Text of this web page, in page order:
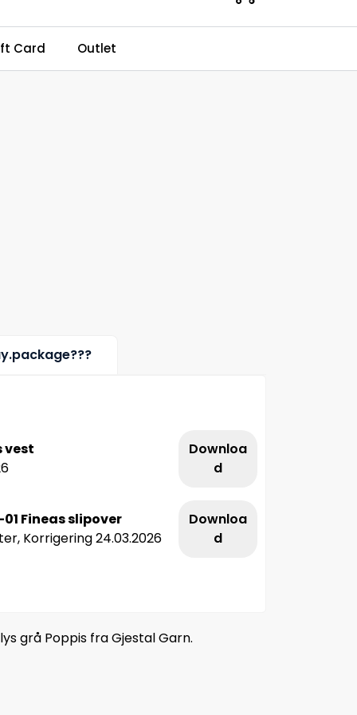
Kundeservice
Card Outlet
vest
Downloa
d
01 Fineas slipover
Korrigering 24.03.2026
Downloa
d
grå Poppis fra Gjestal Garn.